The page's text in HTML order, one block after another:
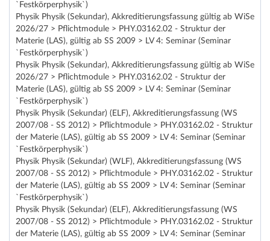
`Festkörperphysik`)
Physik Physik (Sekundar), Akkreditierungsfassung gültig ab WiSe
2026/27 > Pflichtmodule > PHY.03162.02 - Struktur der
Materie (LAS), gültig ab SS 2009 > LV 4: Seminar (Seminar
`Festkörperphysik`)
Physik Physik (Sekundar), Akkreditierungsfassung gültig ab WiSe
2026/27 > Pflichtmodule > PHY.03162.02 - Struktur der
Materie (LAS), gültig ab SS 2009 > LV 4: Seminar (Seminar
`Festkörperphysik`)
Physik Physik (Sekundar) (ELF), Akkreditierungsfassung (WS
2007/08 - SS 2012) > Pflichtmodule > PHY.03162.02 - Struktur
der Materie (LAS), gültig ab SS 2009 > LV 4: Seminar (Seminar
`Festkörperphysik`)
Physik Physik (Sekundar) (WLF), Akkreditierungsfassung (WS
2007/08 - SS 2012) > Pflichtmodule > PHY.03162.02 - Struktur
der Materie (LAS), gültig ab SS 2009 > LV 4: Seminar (Seminar
`Festkörperphysik`)
Physik Physik (Sekundar) (ELF), Akkreditierungsfassung (WS
2007/08 - SS 2012) > Pflichtmodule > PHY.03162.02 - Struktur
der Materie (LAS), gültig ab SS 2009 > LV 4: Seminar (Seminar